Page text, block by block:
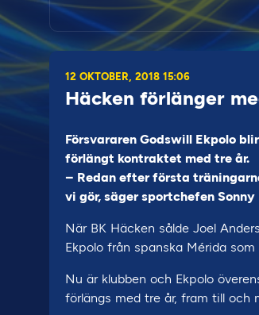
12 OKTOBER, 2018 15:06
Häcken förlänger
Försvararen Godswill Ekpolo
förlängt kontraktet med tre år.
– Redan efter första
vi gör, säger sportchefen Sonny
När BK Häcken sålde Joel
Ekpolo från spanska Mérida
Nu är klubben och Ekpolo
förlängs med tre år, fram till och